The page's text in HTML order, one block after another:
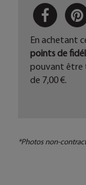
En achetant
points de
pouvant être
de 7,00 €.
*Photos non-